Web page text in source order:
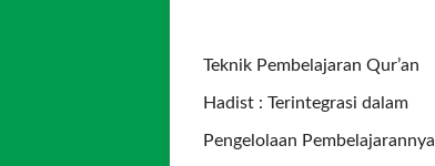
Teknik Pembelajaran Qur’an
Hadist : Terintegrasi dalam
Pengelolaan Pembelajarannya